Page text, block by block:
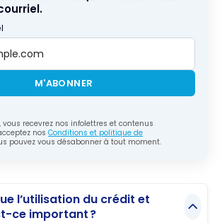
M'ABONNER
vous recevrez nos infolettres et contenus
nos Conditions et politique de
pouvez vous désabonner à tout moment.
l’utilisation du crédit et
ce important ?